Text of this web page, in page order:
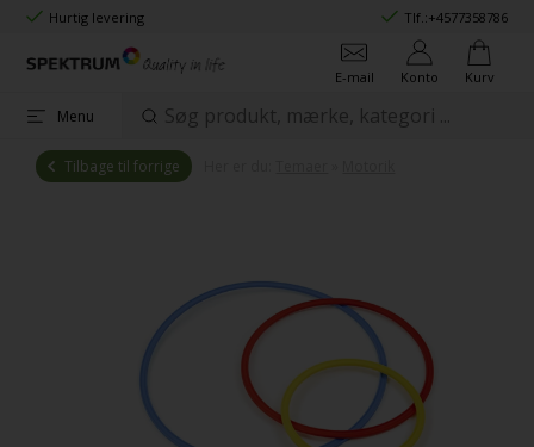
Hurtig levering Tlf.:+4577358786
E-mail Konto Kurv
Menu
Tilbage til forrige